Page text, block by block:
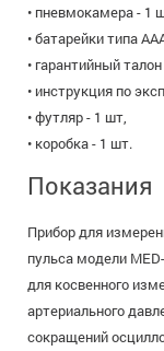
• пневмокамера - 1
• батарейки типа
• гарантийный
• инструкция по
• футляр - 1 шт,
• коробка - 1 шт.
Показания
Прибор для
пульса модели
для косвенного
артериального
сокращений